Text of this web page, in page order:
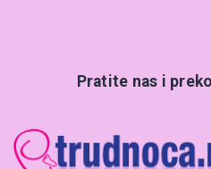
Pratite nas i